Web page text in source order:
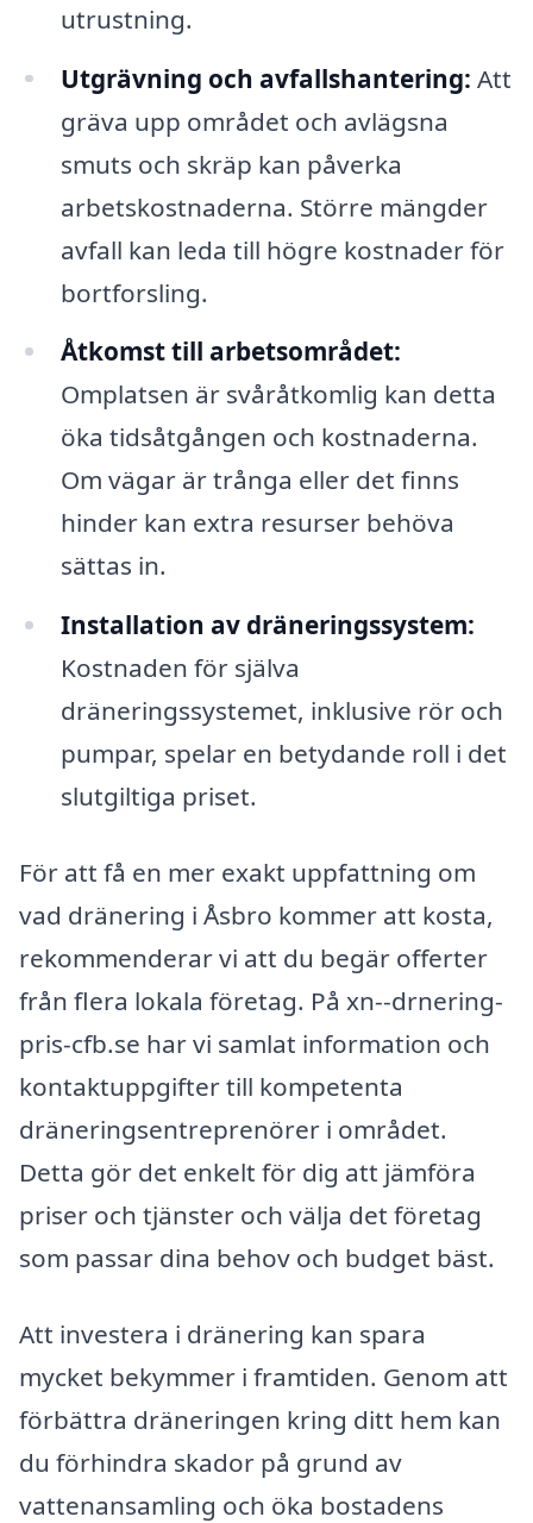
utrustning.
Utgrävning och avfallshantering: Att
gräva upp området och avlägsna
smuts och skräp kan påverka
arbetskostnaderna. Större mängder
avfall kan leda till högre kostnader för
bortforsling.
Åtkomst till arbetsområdet:
Omplatsen är svåråtkomlig kan detta
öka tidsåtgången och kostnaderna.
Om vägar är trånga eller det finns
hinder kan extra resurser behöva
sättas in.
Installation av dräneringssystem:
Kostnaden för själva
dräneringssystemet, inklusive rör och
pumpar, spelar en betydande roll i det
slutgiltiga priset.
För att få en mer exakt uppfattning om
vad dränering i Åsbro kommer att kosta,
rekommenderar vi att du begär offerter
från flera lokala företag. På xn--drnering-
pris-cfb.se har vi samlat information och
kontaktuppgifter till kompetenta
dräneringsentreprenörer i området.
Detta gör det enkelt för dig att jämföra
priser och tjänster och välja det företag
som passar dina behov och budget bäst.
Att investera i dränering kan spara
mycket bekymmer i framtiden. Genom att
förbättra dräneringen kring ditt hem kan
du förhindra skador på grund av
vattenansamling och öka bostadens